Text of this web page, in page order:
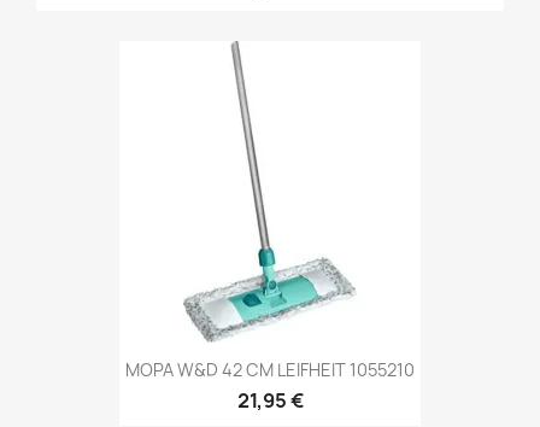
MOPA W&D 42 CM LEIFHEIT 1055210
21,95 €